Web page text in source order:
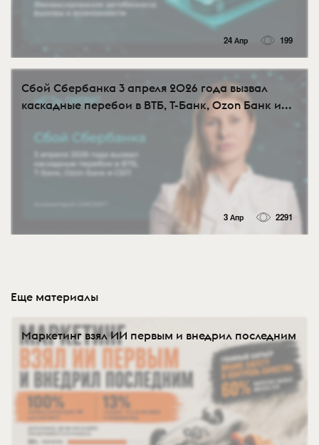
24 Апр 199
Сбой Сбербанка 3 апреля 2026 года вызвал
каскадные перебои в ВТБ, Т-Банк, Ozon Банк и...
3 Апр 2291
Еще материалы
Маркетинг взял ИИ первым и внедрил последним